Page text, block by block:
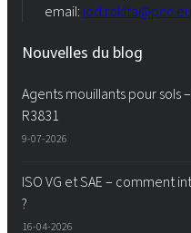
email: iod.rokita@pcc.eu
Nouvelles du blog
Agents mouillants pour sols
R3831
9-07-2026
ISO VG et SAE – comment
?
16-04-2026